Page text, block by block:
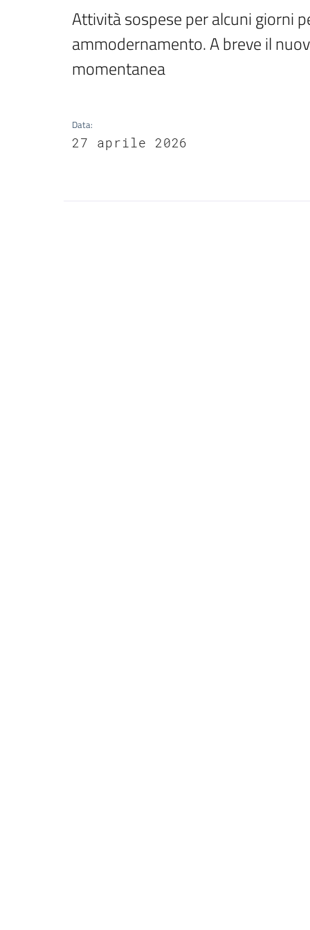
Attività sospese per alcuni giorni
ammodernamento. A breve il
momentanea
Data:
27 aprile 2026